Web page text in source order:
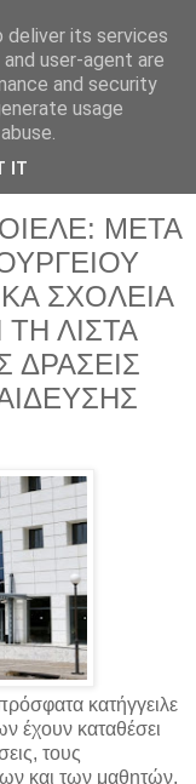
ΟΙΕΛΕ: ΜΕΤΑ
ΣΧΟΛΕΙΑ
ΛΙΣΤΑ
ΔΡΑΣΕΙΣ
κατήγγειλε
έχουν καταθέσει
τους
και των μαθητών,
deliver its services
user-agent are
and security
usage
IT